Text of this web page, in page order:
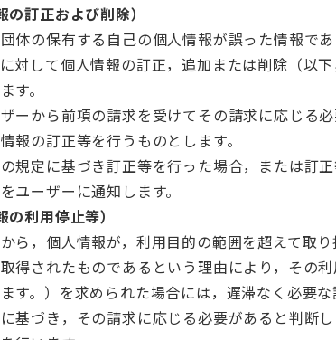
訂正および削除）
体の保有する自己の個人情報が誤った情報で
対して個人情報の訂正，追加または削除（以
す。
ーから前項の請求を受けてその請求に応じる
報の訂正等を行うものとします。
規定に基づき訂正等を行った場合，または訂
ユーザーに通知します。
利用停止等）
ら，個人情報が，利用目的の範囲を超えて取
得されたものであるという理由により，その
す。）を求められた場合には，遅滞なく必要な
基づき，その請求に応じる必要があると判断